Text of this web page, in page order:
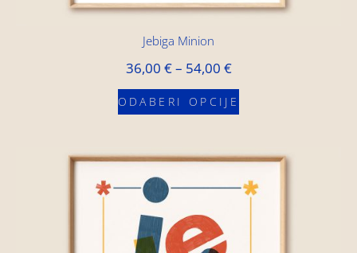
Jebiga Minion
36,00 €– 54,00 €
ODABERI OPCIJE